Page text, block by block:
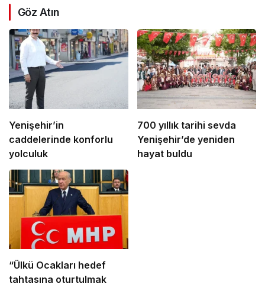
Göz Atın
Yenişehir’in
caddelerinde konforlu
yolculuk
700 yıllık tarihi sevda
Yenişehir’de yeniden
hayat buldu
“Ülkü Ocakları hedef
tahtasına oturtulmak